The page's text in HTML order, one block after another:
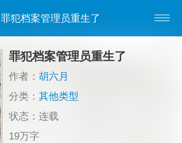
罪犯档案管理员重生了
罪犯档案管理员重生了
作者：胡六月
分类：其他类型
状态：连载
19万字